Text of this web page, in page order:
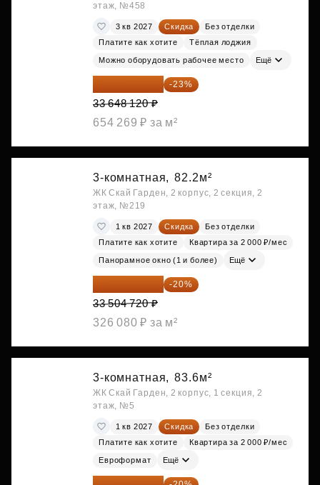
этаж, №458
3 кв 2027 Скидка
Без отделки
Платите как хотите
Тёплая лоджия
Можно оборудовать рабочее место Ещё
25 909 052 ₽ -23%
33 648 120 ₽
654 269 ₽ за м²
3-комнатная, 82.2м²
ЖК Скай Гарден, 2 корпус, 2 секция, 2
этаж, №219
1 кв 2027 Скидка
Без отделки
Платите как хотите
Квартира за 2 000 ₽/мес
Панорамное окно (1 и более) Ещё
26 803 776 ₽ -20%
33 504 720 ₽
326 080 ₽ за м²
3-комнатная, 83.6м²
ЖК Скай Гарден, 2 корпус, 1 секция, 2
этаж, №5
1 кв 2027 Скидка
Без отделки
Платите как хотите
Квартира за 2 000 ₽/мес
Евроформат Ещё